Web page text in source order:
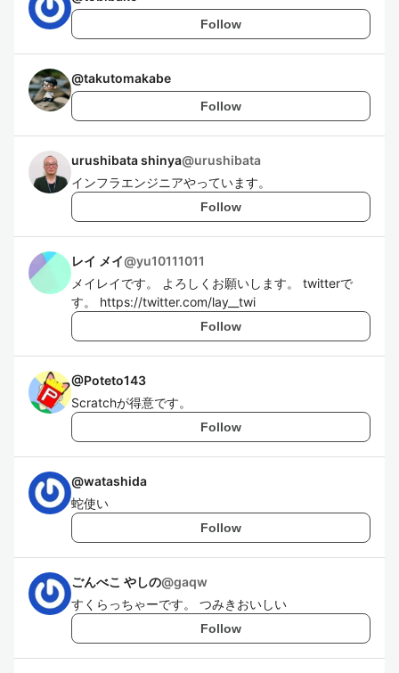
Follow
@takutomakabe
Follow
urushibata shinya@urushibata
インフラエンジニアやっています。
Follow
レイ メイ@yu10111011
メイレイです。 よろしくお願いします。 twitterで
す。 https://twitter.com/lay__twi
Follow
@Poteto143
Scratchが得意です。
Follow
@watashida
蛇使い
Follow
ごんべこ やしの@gaqw
すくらっちゃーです。 つみきおいしい
Follow